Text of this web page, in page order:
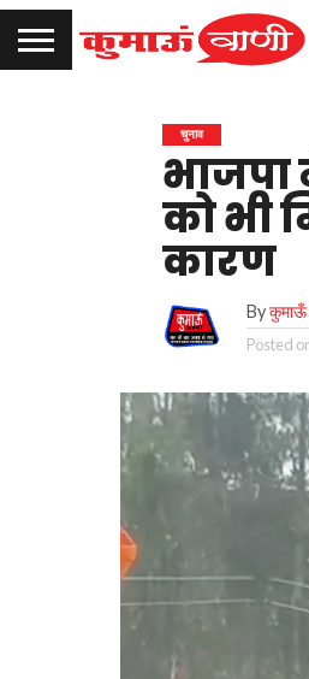
चुनाव
भाजपा
को भी
कारण
Byकुमाऊँ
Posted